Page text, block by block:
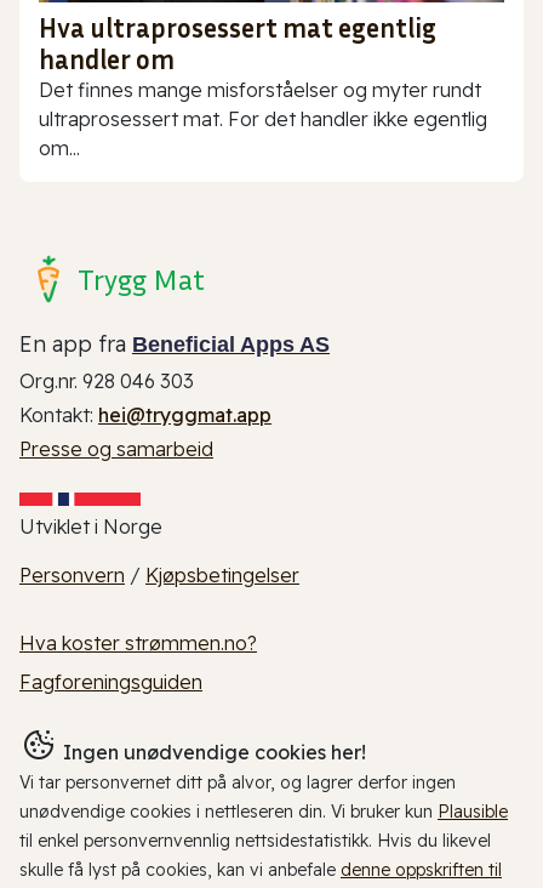
Hva ultraprosessert mat egentlig
handler om
Det finnes mange misforståelser og myter rundt
ultraprosessert mat. For det handler ikke egentlig
om...
Trygg Mat
En app fra Beneficial Apps AS
Org.nr. 928 046 303
Kontakt: hei@tryggmat.app
Presse og samarbeid
Utviklet i Norge
Personvern / Kjøpsbetingelser
Hva koster strømmen.no?
Fagforeningsguiden
Ingen unødvendige cookies her!
Vi tar personvernet ditt på alvor, og lagrer derfor ingen
unødvendige cookies i nettleseren din. Vi bruker kun Plausible
til enkel personvernvennlig nettsidestatistikk. Hvis du likevel
skulle få lyst på cookies, kan vi anbefale denne oppskriften til